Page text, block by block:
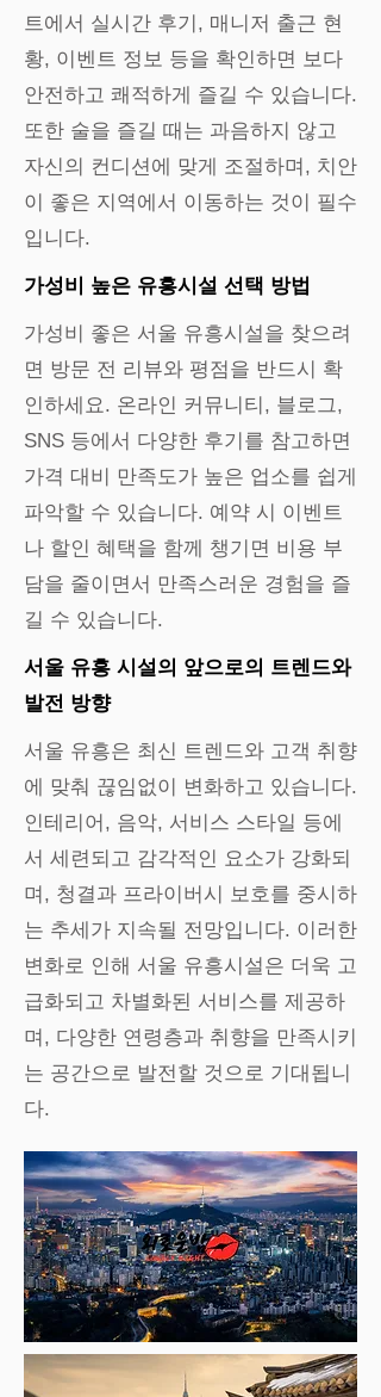
트에서 실시간 후기, 매니저 출근 현
황, 이벤트 정보 등을 확인하면 보다
안전하고 쾌적하게 즐길 수 있습니다.
또한 술을 즐길 때는 과음하지 않고
자신의 컨디션에 맞게 조절하며, 치안
이 좋은 지역에서 이동하는 것이 필수
입니다.
가성비 높은 유흥시설 선택 방법
가성비 좋은 서울 유흥시설을 찾으려
면 방문 전 리뷰와 평점을 반드시 확
인하세요. 온라인 커뮤니티, 블로그,
SNS 등에서 다양한 후기를 참고하면
가격 대비 만족도가 높은 업소를 쉽게
파악할 수 있습니다. 예약 시 이벤트
나 할인 혜택을 함께 챙기면 비용 부
담을 줄이면서 만족스러운 경험을 즐
길 수 있습니다.
서울 유흥 시설의 앞으로의 트렌드와
발전 방향
서울 유흥은 최신 트렌드와 고객 취향
에 맞춰 끊임없이 변화하고 있습니다.
인테리어, 음악, 서비스 스타일 등에
서 세련되고 감각적인 요소가 강화되
며, 청결과 프라이버시 보호를 중시하
는 추세가 지속될 전망입니다. 이러한
변화로 인해 서울 유흥시설은 더욱 고
급화되고 차별화된 서비스를 제공하
며, 다양한 연령층과 취향을 만족시키
는 공간으로 발전할 것으로 기대됩니
다.